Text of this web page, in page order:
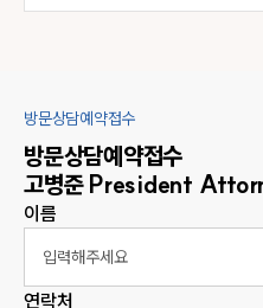
방문상담예약접수
방문상담예약접수
고병준 President
이름
연락처